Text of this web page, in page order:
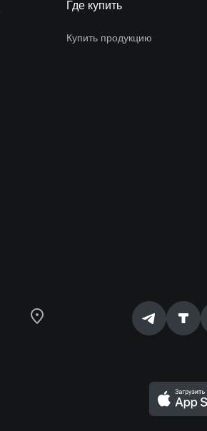
Где купить
Купить продукцию